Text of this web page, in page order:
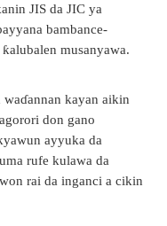
JIS da JIC ya
bambance-
musanyawa.
waɗannan kayan aikin
don gano
ayyuka da
rufe kulawa da
rai da inganci a cikin